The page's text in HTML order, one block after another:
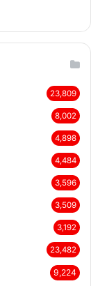
23,809
8,002
4,898
4,484
3,596
3,509
3,192
23,482
9,224